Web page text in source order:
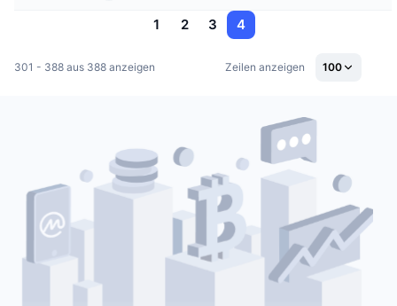
1 2 3 4
301 - 388 aus 388 anzeigen Zeilen anzeigen 100